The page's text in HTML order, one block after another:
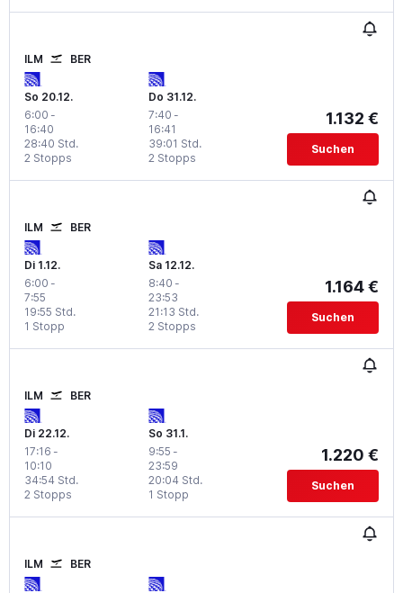
ILM BER
So 20.12.
6:00 -
16:40
2 Stopps
28:40 Std.
Do 31.12.
7:40 -
16:41
2 Stopps
39:01 Std.
1.132 €
Suchen
ILM BER
Di 1.12.
6:00 -
7:55
1 Stopp
19:55 Std.
Sa 12.12.
8:40 -
23:53
2 Stopps
21:13 Std.
1.164 €
Suchen
ILM BER
Di 22.12.
17:16 -
10:10
2 Stopps
34:54 Std.
So 31.1.
9:55 -
23:59
1 Stopp
20:04 Std.
1.220 €
Suchen
ILM BER